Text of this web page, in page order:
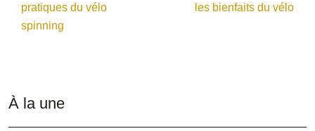
pratiques du vélo
spinning
les bienfaits du vélo
À la une